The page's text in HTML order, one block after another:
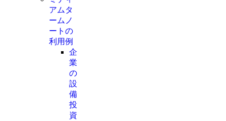
アムタ
ームノ
ートの
利用例
企
業
の
設
備
投
資